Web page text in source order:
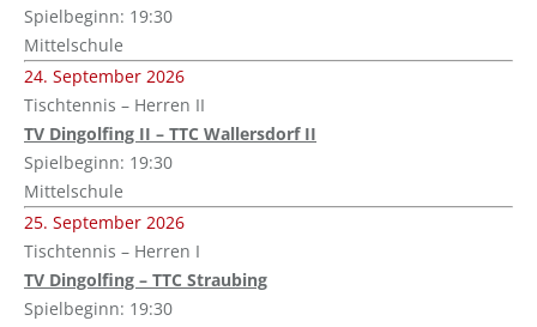
Spielbeginn: 19:30
Mittelschule
24. September 2026
Tischtennis – Herren II
TV Dingolfing II – TTC Wallersdorf II
Spielbeginn: 19:30
Mittelschule
25. September 2026
Tischtennis – Herren I
TV Dingolfing – TTC Straubing
Spielbeginn: 19:30